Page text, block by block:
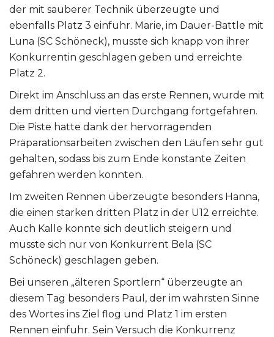
der mit sauberer Technik überzeugte und
ebenfalls Platz 3 einfuhr. Marie, im Dauer-Battle mit
Luna (SC Schöneck), musste sich knapp von ihrer
Konkurrentin geschlagen geben und erreichte
Platz 2.
Direkt im Anschluss an das erste Rennen, wurde mit
dem dritten und vierten Durchgang fortgefahren.
Die Piste hatte dank der hervorragenden
Präparationsarbeiten zwischen den Läufen sehr gut
gehalten, sodass bis zum Ende konstante Zeiten
gefahren werden konnten.
Im zweiten Rennen überzeugte besonders Hanna,
die einen starken dritten Platz in der U12 erreichte.
Auch Kalle konnte sich deutlich steigern und
musste sich nur von Konkurrent Bela (SC
Schöneck) geschlagen geben.
Bei unseren „älteren Sportlern“ überzeugte an
diesem Tag besonders Paul, der im wahrsten Sinne
des Wortes ins Ziel flog und Platz 1 im ersten
Rennen einfuhr. Sein Versuch die Konkurrenz